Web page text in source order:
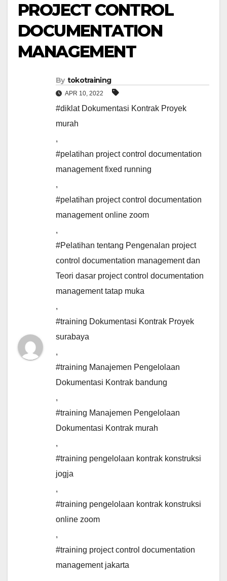
PROJECT CONTROL
DOCUMENTATION
MANAGEMENT
By tokotraining
APR 10, 2022
#diklat Dokumentasi Kontrak Proyek
murah
,
#pelatihan project control documentation
management fixed running
,
#pelatihan project control documentation
management online zoom
,
#Pelatihan tentang Pengenalan project
control documentation management dan
Teori dasar project control documentation
management tatap muka
,
#training Dokumentasi Kontrak Proyek
surabaya
,
#training Manajemen Pengelolaan
Dokumentasi Kontrak bandung
,
#training Manajemen Pengelolaan
Dokumentasi Kontrak murah
,
#training pengelolaan kontrak konstruksi
jogja
,
#training pengelolaan kontrak konstruksi
online zoom
,
#training project control documentation
management jakarta